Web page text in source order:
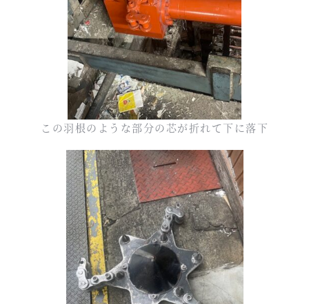
この羽根のような部分の芯が折れて下に落下